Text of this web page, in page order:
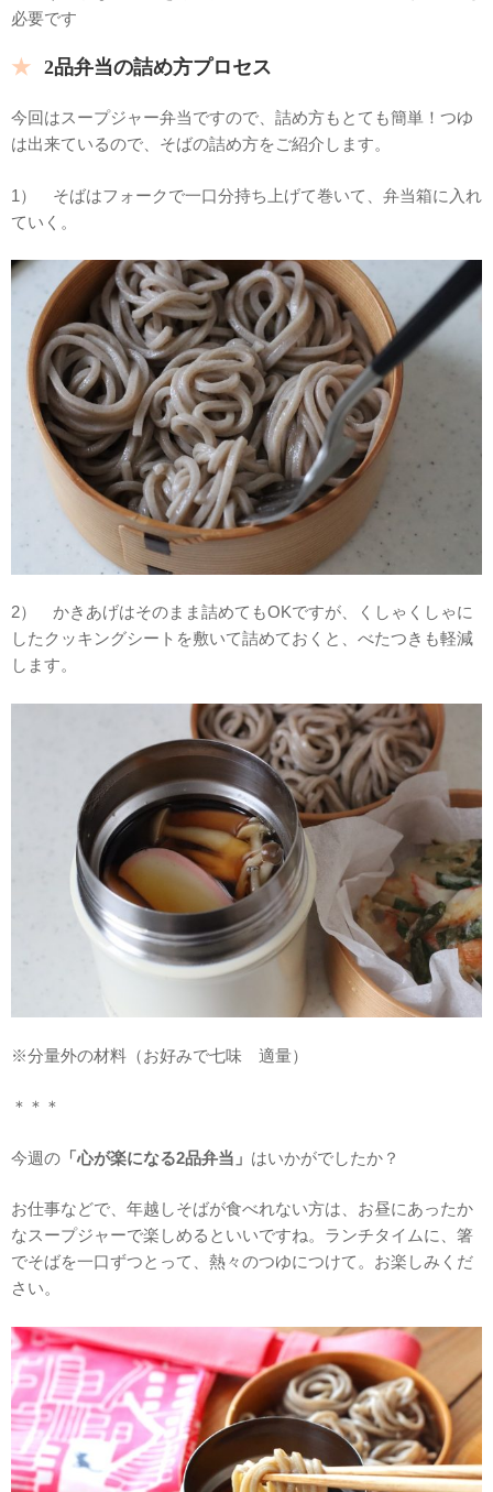
必要です
2品弁当の詰め方プロセス
今回はスープジャー弁当ですので、詰め方もとても簡単！つゆ
は出来ているので、そばの詰め方をご紹介します。
1） そばはフォークで一口分持ち上げて巻いて、弁当箱に入れ
ていく。
2） かきあげはそのまま詰めてもOKですが、くしゃくしゃに
したクッキングシートを敷いて詰めておくと、べたつきも軽減
します。
※分量外の材料（お好みで七味 適量）
＊＊＊
今週の 「心が楽になる2品弁当」 はいかがでしたか？
お仕事などで、年越しそばが食べれない方は、お昼にあったか
なスープジャーで楽しめるといいですね。ランチタイムに、箸
でそばを一口ずつとって、熱々のつゆにつけて。お楽しみくだ
さい。